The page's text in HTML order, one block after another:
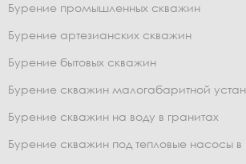
Бурение промышленных скважин
Бурение артезианских скважин
Бурение бытовых скважин
Бурение скважин малогабаритной
Бурение скважин на воду в гранитах
Бурение скважин под тепловые насосы в